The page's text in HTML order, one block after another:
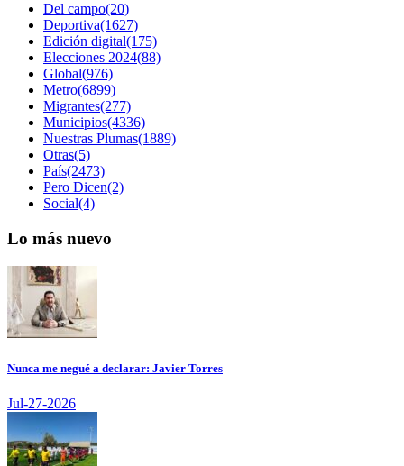
Del campo(20)
Deportiva(1627)
Edición digital(175)
Elecciones 2024(88)
Global(976)
Metro(6899)
Migrantes(277)
Municipios(4336)
Nuestras Plumas(1889)
Otras(5)
País(2473)
Pero Dicen(2)
Social(4)
Lo más nuevo
Nunca me negué a declarar: Javier Torres
Jul-27-2026